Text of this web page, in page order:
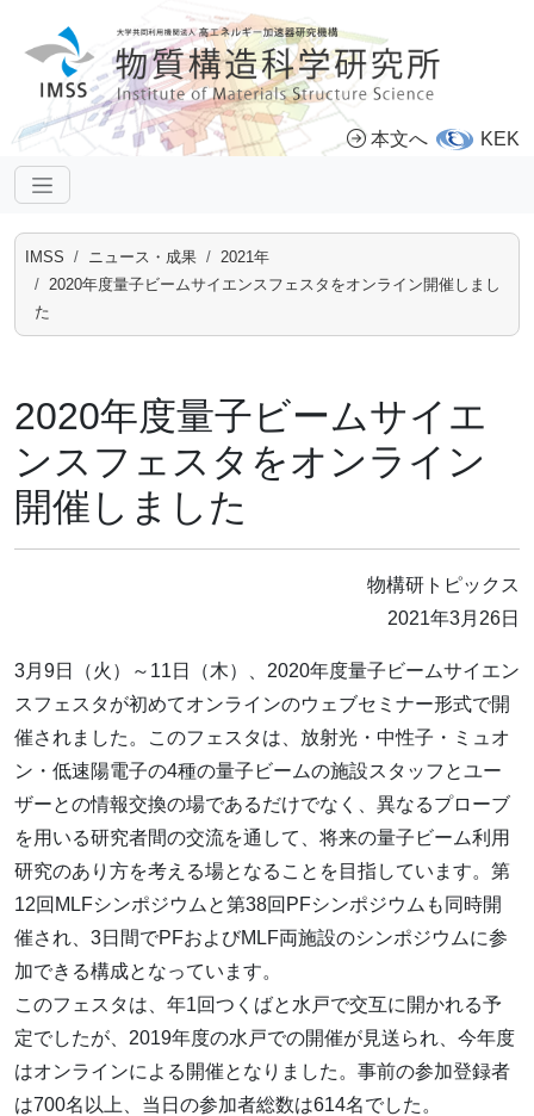
本文へ KEK
IMSS ニュース・成果
2021年
2020年度量子ビームサイエンスフェスタをオンライン開催しまし
た
2020年度量子ビームサイエ
ンスフェスタをオンライン
開催しました
物構研トピックス
2021年3月26日
3月9日（火）～11日（木）、2020年度量子ビームサイエン
スフェスタが初めてオンラインのウェブセミナー形式で開
催されました。このフェスタは、放射光・中性子・ミュオ
ン・低速陽電子の4種の量子ビームの施設スタッフとユー
ザーとの情報交換の場であるだけでなく、異なるプローブ
を用いる研究者間の交流を通して、将来の量子ビーム利用
研究のあり方を考える場となることを目指しています。第
12回MLFシンポジウムと第38回PFシンポジウムも同時開
催され、3日間でPFおよびMLF両施設のシンポジウムに参
加できる構成となっています。
このフェスタは、年1回つくばと水戸で交互に開かれる予
定でしたが、2019年度の水戸での開催が見送られ、今年度
はオンラインによる開催となりました。事前の参加登録者
は700名以上、当日の参加者総数は614名でした。